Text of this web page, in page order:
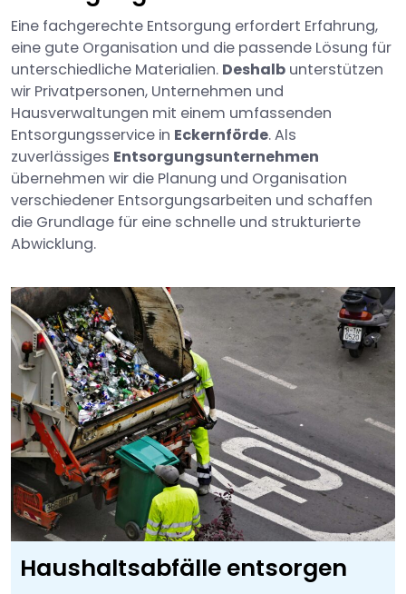
Eine fachgerechte Entsorgung erfordert Erfahrung,
eine gute Organisation und die passende Lösung für
unterschiedliche Materialien. Deshalb unterstützen
wir Privatpersonen, Unternehmen und
Hausverwaltungen mit einem umfassenden
Entsorgungsservice in Eckernförde. Als
zuverlässiges Entsorgungsunternehmen
übernehmen wir die Planung und Organisation
verschiedener Entsorgungsarbeiten und schaffen
die Grundlage für eine schnelle und strukturierte
Abwicklung.
Haushaltsabfälle entsorgen